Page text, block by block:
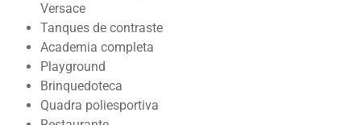
Versace
Tanques de contraste
Academia completa
Playground
Brinquedoteca
Quadra poliesportiva